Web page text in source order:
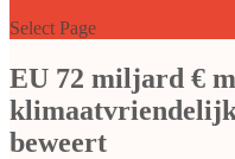
Select Page
EU 72 miljard €
beweert